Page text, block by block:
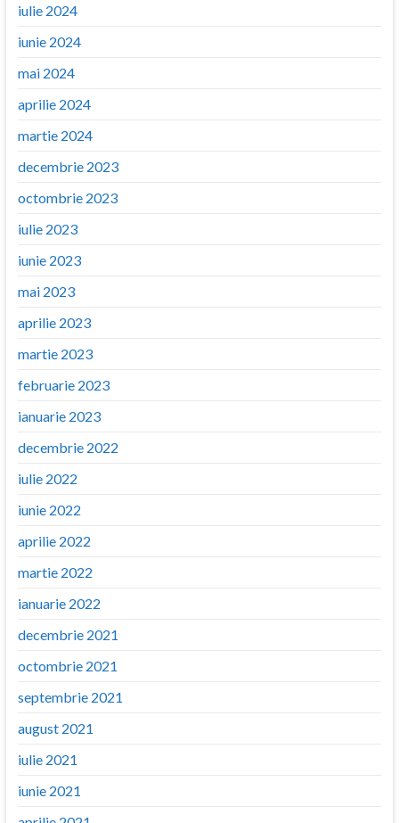
iulie 2024
iunie 2024
mai 2024
aprilie 2024
martie 2024
decembrie 2023
octombrie 2023
iulie 2023
iunie 2023
mai 2023
aprilie 2023
martie 2023
februarie 2023
ianuarie 2023
decembrie 2022
iulie 2022
iunie 2022
aprilie 2022
martie 2022
ianuarie 2022
decembrie 2021
octombrie 2021
septembrie 2021
august 2021
iulie 2021
iunie 2021